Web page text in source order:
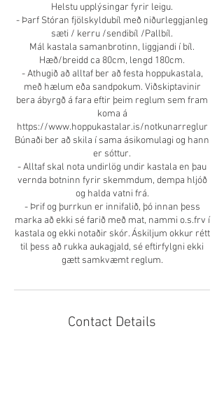
Helstu upplýsingar fyrir leigu.
- Þarf Stóran fjölskyldubíl með niðurleggjanleg
sæti / kerru /sendibíl /Pallbíl.
Mál kastala samanbrotinn, liggjandi í bíl.
Hæð/breidd ca 80cm, lengd 180cm.
- Athugið að alltaf ber að festa hoppukastala,
með hælum eða sandpokum. Viðskiptavinir
bera ábyrgð á fara eftir þeim reglum sem fram
koma á
https://www.hoppukastalar.is/notkunarreglur
Búnaði ber að skila í sama ásikomulagi og hann
er sóttur.
- Alltaf skal nota undirlög undir kastala en þau
vernda botninn fyrir skemmdum, dempa hljóð
og halda vatni frá.
- Þrif og þurrkun er innifalið, þó innan þess
marka að ekki sé farið með mat, nammi o.s.frv í
kastala og ekki notaðir skór. Áskiljum okkur rétt
til þess að rukka aukagjald, sé eftirfylgni ekki
gætt samkvæmt reglum.
Contact Details